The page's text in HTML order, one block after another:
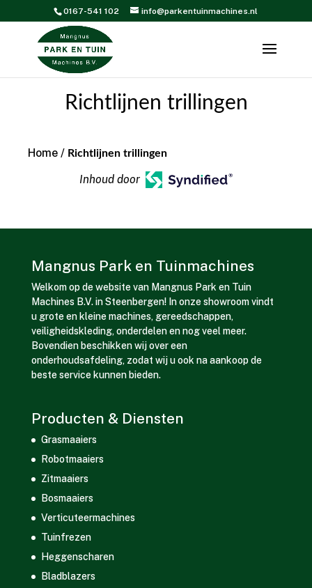
0167-541 102 info@parkentuinmachines.nl
Richtlijnen trillingen
Home / Richtlijnen trillingen
Inhoud door
Mangnus Park en Tuinmachines
Welkom op de website van Mangnus Park en Tuin
Machines B.V. in Steenbergen! In onze showroom vindt
u grote en kleine machines, gereedschappen,
veiligheidskleding, onderdelen en nog veel meer.
Bovendien beschikken wij over een
onderhoudsafdeling, zodat wij u ook na aankoop de
beste service kunnen bieden.
Producten & Diensten
Grasmaaiers
Robotmaaiers
Zitmaaiers
Bosmaaiers
Verticuteermachines
Tuinfrezen
Heggenscharen
Bladblazers